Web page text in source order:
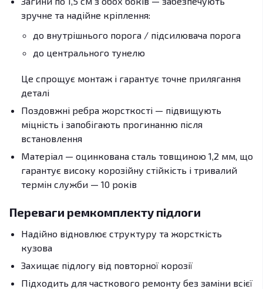
зручне та надійне кріплення:
до внутрішнього порога / підсилювача порога
до центрального тунелю
Це спрощує монтаж і гарантує точне прилягання
деталі
Поздовжні ребра жорсткості — підвищують
міцність і запобігають прогинанню після
встановлення
Матеріал — оцинкована сталь товщиною 1,2 мм, що
гарантує високу корозійну стійкість і тривалий
термін служби — 10 років
Переваги ремкомплекту підлоги
Надійно відновлює структуру та жорсткість
кузова
Захищає підлогу від повторної корозії
Підходить для часткового ремонту без заміни всієї